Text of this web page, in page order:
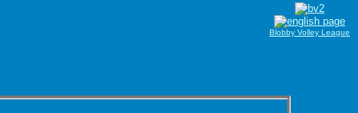
Blobby Volley League